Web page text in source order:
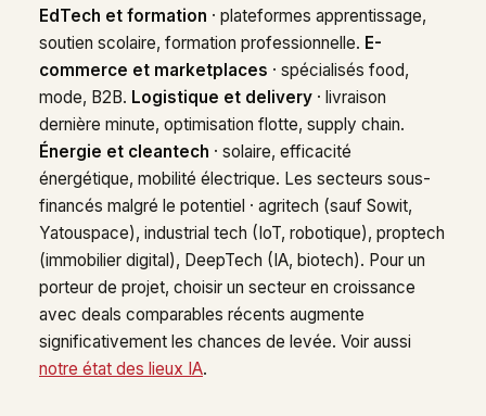
EdTech et formation · plateformes apprentissage,
soutien scolaire, formation professionnelle. E-
commerce et marketplaces · spécialisés food,
mode, B2B. Logistique et delivery · livraison
dernière minute, optimisation flotte, supply chain.
Énergie et cleantech · solaire, efficacité
énergétique, mobilité électrique. Les secteurs sous-
financés malgré le potentiel · agritech (sauf Sowit,
Yatouspace), industrial tech (IoT, robotique), proptech
(immobilier digital), DeepTech (IA, biotech). Pour un
porteur de projet, choisir un secteur en croissance
avec deals comparables récents augmente
significativement les chances de levée. Voir aussi
notre état des lieux IA.